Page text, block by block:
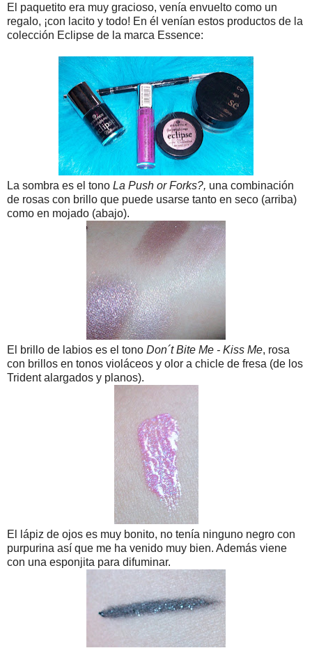
El paquetito era muy gracioso, venía envuelto como un
regalo, ¡con lacito y todo! En él venían estos productos de la
colección Eclipse de la marca Essence:
La sombra es el tono La Push or Forks?, una combinación
de rosas con brillo que puede usarse tanto en seco (arriba)
como en mojado (abajo).
El brillo de labios es el tono Don´t Bite Me - Kiss Me, rosa
con brillos en tonos violáceos y olor a chicle de fresa (de los
Trident alargados y planos).
El lápiz de ojos es muy bonito, no tenía ninguno negro con
purpurina así que me ha venido muy bien. Además viene
con una esponjita para difuminar.